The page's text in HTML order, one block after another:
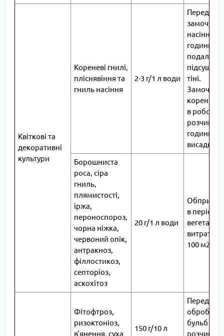
Квіткові та
декоративні
культури
Кореневі гнилі,
пліснявіння та
гниль насіння
2-3 г/1 л води
насіння
години з
тіні.
коренів
в
розчині
години
висадкою
Борошниста
роса, сіра
гниль,
плямистості,
іржа,
пероноспороз,
чорна ніжка,
червоний опік,
антракноз,
філлостикоз,
септоріоз,
аскохітоз
20 г/1 л води
в період
витрати 5
100 м2
Фітофтроз,
ризоктоніоз,
в'янення, суха
150 г/10 л
обробка
бульб
розчином.